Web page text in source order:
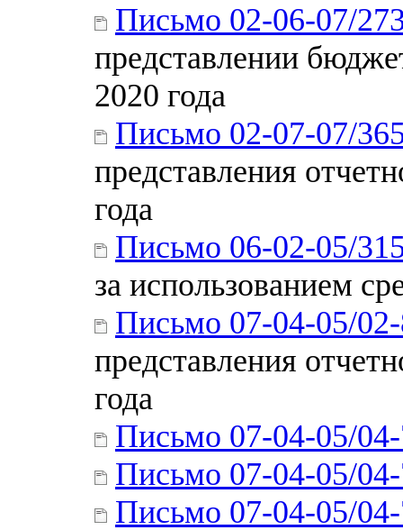
Письмо 02-06-07/
представлении
2020 года
Письмо 02-07-07/
представления
года
Письмо 06-02-05/
за использованием
Письмо 07-04-05/
представления
года
Письмо 07-04-05/
Письмо 07-04-05/
Письмо 07-04-05/